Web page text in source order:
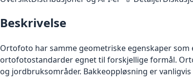
Beskrivelse
Ortofoto har samme geometriske egenskaper
ortofotostandarder egnet til forskjellige formål.
og jordbruksområder. Bakkeoppløsning er vanligvis